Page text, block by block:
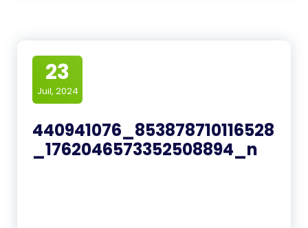
23
Juil, 2024
440941076_853878710116528
_1762046573352508894_n